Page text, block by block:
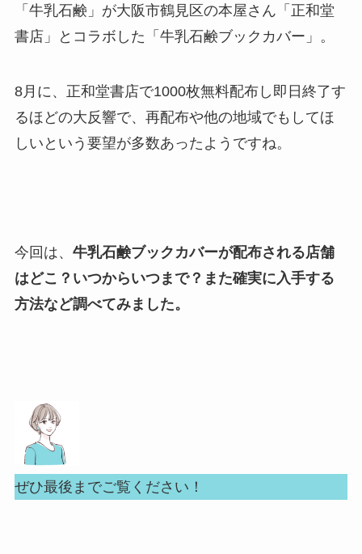
「牛乳石鹸」が大阪市鶴見区の本屋さん「正和堂
書店」とコラボした「牛乳石鹸ブックカバー」。
8月に、正和堂書店で1000枚無料配布し即日終了す
るほどの大反響で、再配布や他の地域でもしてほ
しいという要望が多数あったようですね。
今回は、 牛乳石鹸ブックカバーが配布される店舗
はどこ？いつからいつまで？また確実に入手する
方法など調べてみました。
ぜひ最後までご覧ください！